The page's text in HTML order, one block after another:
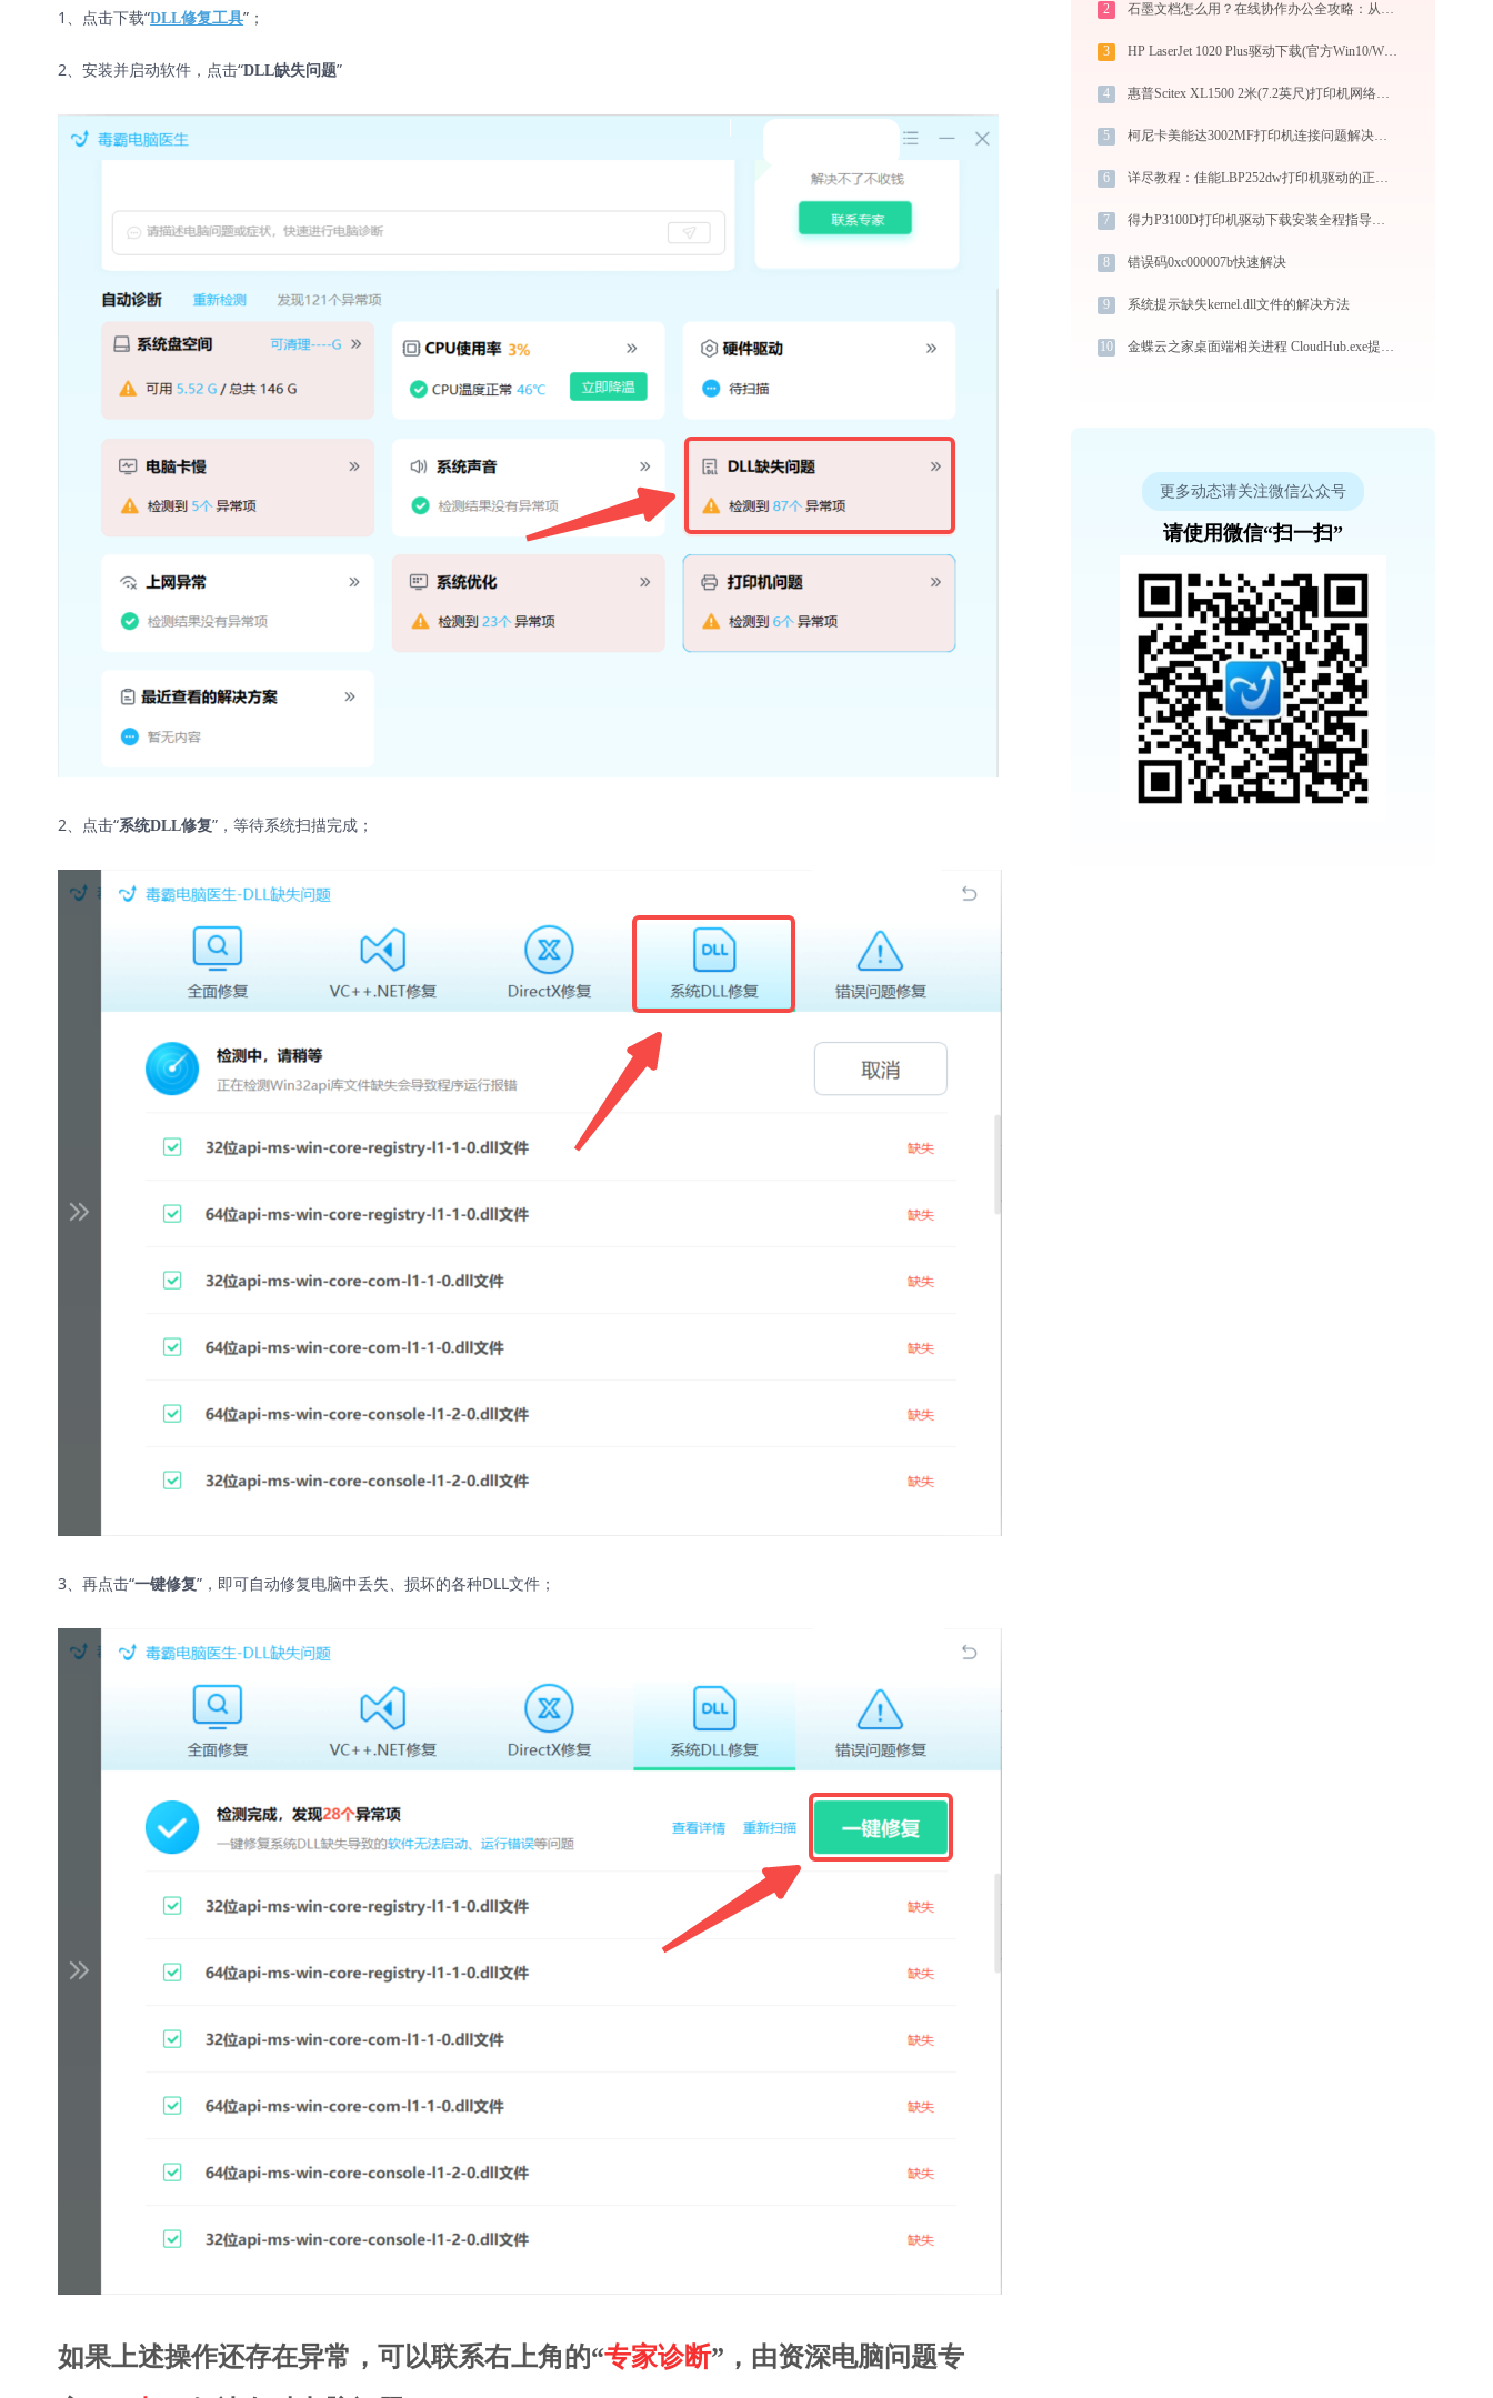
1、点击下载“DLL修复工具”；
2、安装并启动软件，点击“DLL缺失问题”
2、点击“系统DLL修复”，等待系统扫描完成；
3、再点击“一键修复”，即可自动修复电脑中丢失、损坏的各种DLL文件；
如果上述操作还存在异常，可以联系右上角的“专家诊断”，由资深电脑问题专
2 石墨文档怎么用？在线协作办公全攻略：从注册到团队高效协同
3 HP LaserJet 1020 Plus驱动下载(官方Win10/Win11)
4 惠普Scitex XL1500 2米(7.2英尺)打印机网络连接问题解决方法-金山毒霸
5 柯尼卡美能达3002MF打印机连接问题解决方法 - 金山毒霸
6 详尽教程：佳能LBP252dw打印机驱动的正确下载与安装方式
7 得力P3100D打印机驱动下载安装全程指导，轻松解决打印问题
8 错误码0xc000007b快速解决
9 系统提示缺失kernel.dll文件的解决方法
10 金蝶云之家桌面端相关进程 CloudHub.exe提示缺少loggermanager.dll文件的解决办法
更多动态请关注微信公众号
请使用微信“扫一扫”